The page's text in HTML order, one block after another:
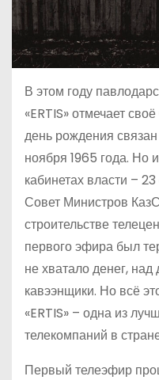
В этом году
«ERTIS» отмечает
день рождения
ноября 1965 года. Но
кабинетах власти –
Совет Министров
строительстве
первого эфира был
не хватало денег,
кавээнщики. Но всё
«ERTIS» – одна из
телекомпаний в
Первый телеэфир